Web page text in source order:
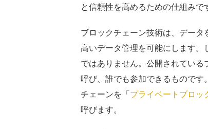
と信頼性を高めるための仕組みで
ブロックチェーン技術は、デー
高いデータ管理を可能にします
ではありません。公開されてい
呼び、誰でも参加できるもので
チェーンを「プライベートブロッ
呼びます。